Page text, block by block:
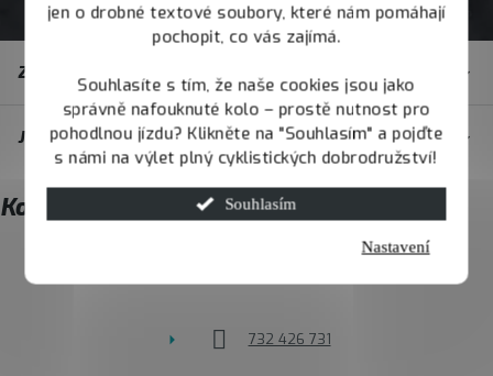
jen o drobné textové soubory, které nám pomáhají
pochopit, co vás zajímá.
Souhlasíte s tím, že naše cookies jsou jako
správně nafouknuté kolo – prostě nutnost pro
pohodlnou jízdu? Klikněte na "Souhlasím" a pojďte
s námi na výlet plný cyklistických dobrodružství!
Souhlasím
Nastavení
t
í
Zákaznický servis
JOY.BIKE
Kontakt
732 426 731